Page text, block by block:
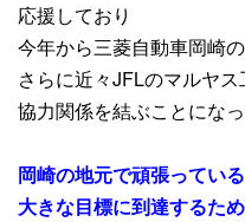
応援しており
今年から三菱自動車岡崎
さらに近々JFLのマルヤス
協力関係を結ぶことにな
岡崎の地元で頑張ってい
大きな目標に到達するた